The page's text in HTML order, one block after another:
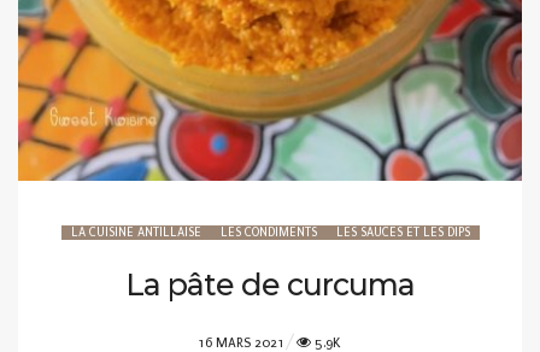
LA CUISINE ANTILLAISE LES CONDIMENTS LES SAUCES ET LES DIPS
La pâte de curcuma
POSTED
16 MARS 2021 5.9K